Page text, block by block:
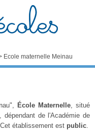
Ecole maternelle Meinau
École Maternelle, situé
dépendant de l'Académie de
établissement est public.